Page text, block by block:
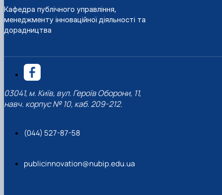
Кафедра публічного управління,
менеджменту інноваційної діяльності та
дорадництва
03041, м. Київ, вул. Героїв Оборони, 11,
навч. корпус № 10, каб. 209-212.
(044) 527-87-58
publicinnovation@nubip.edu.ua